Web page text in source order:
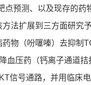
点预测、以及现存的药
方法扩展到三方面研究
物（吩噻嗪）去抑制
血压药（钙离子通道拮
信号通路，并用临床电